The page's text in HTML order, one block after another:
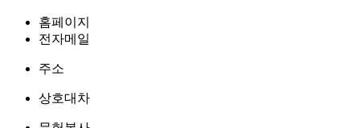
홈페이지
전자메일
주소
상호대차